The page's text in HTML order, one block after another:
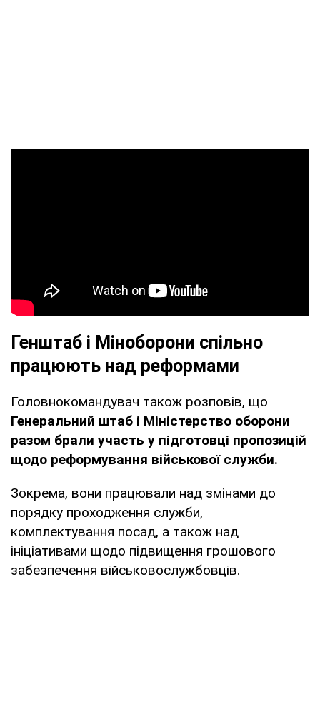
Генштаб і Міноборони спільно
працюють над реформами
Головнокомандувач також розповів, що
Генеральний штаб і Міністерство оборони
разом брали участь у підготовці пропозицій
щодо реформування військової служби.
Зокрема, вони працювали над змінами до
порядку проходження служби,
комплектування посад, а також над
ініціативами щодо підвищення грошового
забезпечення військовослужбовців.